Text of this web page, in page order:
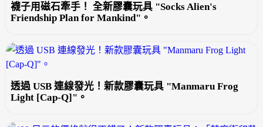
襪子用磁石牽手！ 全新膠囊玩具 "Socks Alien's
Friendship Plan for Mankind"。
透過 USB 連線發光！新款膠囊玩具 "Manmaru Frog
Light [Cap-Q]"。